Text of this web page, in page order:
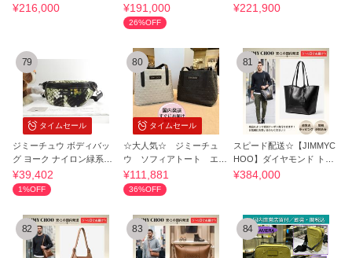
バッグ
¥216,000
ーレザー TAN
¥191,000
26%OFF
ポーチ
¥221,900
タイムセール
79
ジミーチュウ ボディバッ
グ ヨーク ナイロン緑系レ
ザー黒
¥39,402
1%OFF
タイムセール
80
☆大人気☆ ジミーチュ
ウ ソフィアトート エン
ボススターズ
¥111,881
36%OFF
81
スピード配送☆【JIMMYC
HOO】ダイヤモンド トー
トM 送料関税込
¥384,000
82 83 84